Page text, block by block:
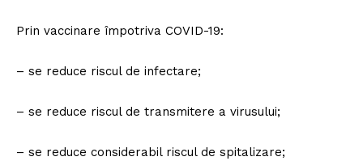
Prin vaccinare împotriva COVID-19:
– se reduce riscul de infectare;
– se reduce riscul de transmitere a virusului;
– se reduce considerabil riscul de spitalizare;